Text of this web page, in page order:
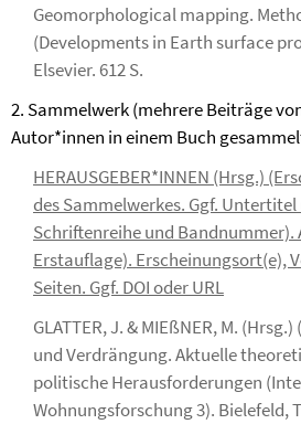
Geomorphological mapping.
(Developments in Earth surface
Elsevier. 612 S.
2. Sammelwerk (mehrere Beiträge
Autor*innen in einem Buch
HERAUSGEBER*INNEN (Hrsg.)
des Sammelwerkes. Ggf. Untertitel
Schriftenreihe und
Erstauflage). Erscheinungsort(e),
Seiten. Ggf. DOI oder URL
GLATTER, J. & MIEßNER, M.
und Verdrängung. Aktuelle
politische Herausforderungen
Wohnungsforschung 3). Bielefeld,